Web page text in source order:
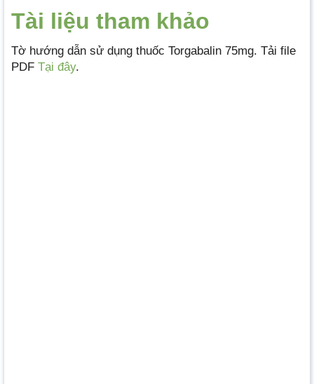
Tài liệu tham khảo
Tờ hướng dẫn sử dụng thuốc Torgabalin 75mg. Tải file
PDF Tại đây.